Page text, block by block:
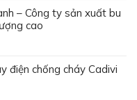
– Công ty sản xuất bu
cao
điện chống cháy Cadivi